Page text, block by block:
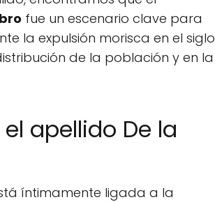
fue un escenario clave para
la expulsión morisca en el siglo
de la población y en la
apellido De la
íntimamente ligada a la